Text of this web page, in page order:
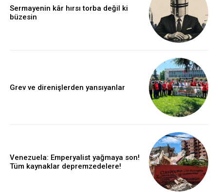
Sermayenin kâr hırsı torba değil ki
büzesin
Grev ve direnişlerden yansıyanlar
Venezuela: Emperyalist yağmaya son!
Tüm kaynaklar depremzedelere!